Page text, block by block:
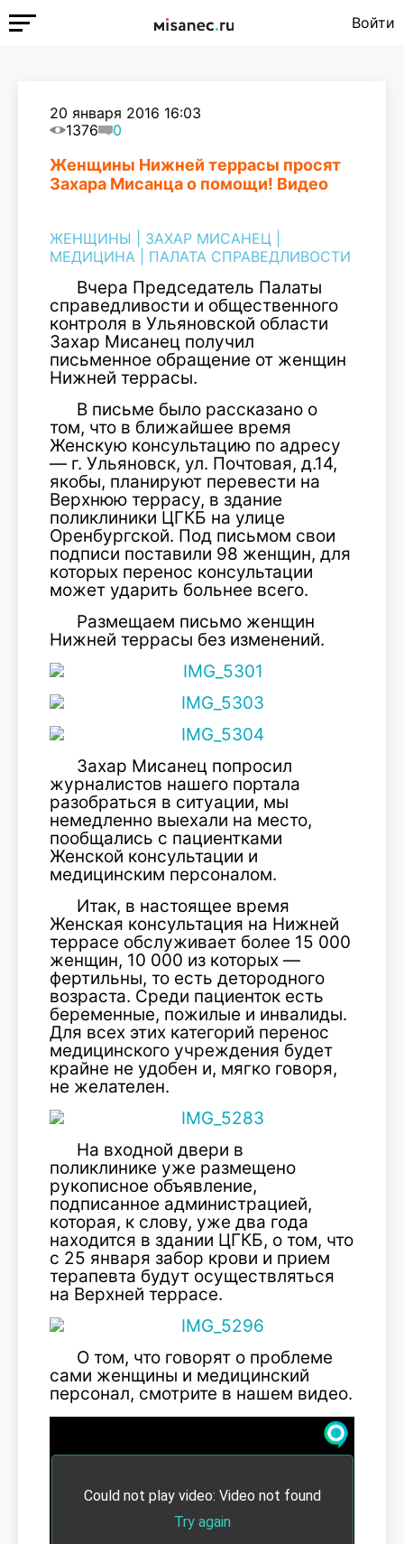
Войти
20 января 2016 16:03
1376
0
Женщины Нижней террасы просят
Захара Мисанца о помощи! Видео
ЖЕНЩИНЫ ЗАХАР МИСАНЕЦ
МЕДИЦИНА
ПАЛАТА СПРАВЕДЛИВОСТИ
Вчера Председатель Палаты
справедливости и общественного
контроля в Ульяновской области
Захар Мисанец получил
письменное обращение от женщин
Нижней террасы.
В письме было рассказано о
том, что в ближайшее время
Женскую консультацию по адресу
— г. Ульяновск, ул. Почтовая, д.14,
якобы, планируют перевести на
Верхнюю террасу, в здание
поликлиники ЦГКБ на улице
Оренбургской. Под письмом свои
подписи поставили 98 женщин, для
которых перенос консультации
может ударить больнее всего.
Размещаем письмо женщин
Нижней террасы без изменений.
Захар Мисанец попросил
журналистов нашего портала
разобраться в ситуации, мы
немедленно выехали на место,
пообщались с пациентками
Женской консультации и
медицинским персоналом.
Итак, в настоящее время
Женская консультация на Нижней
террасе обслуживает более 15 000
женщин, 10 000 из которых —
фертильны, то есть детородного
возраста. Среди пациенток есть
беременные, пожилые и инвалиды.
Для всех этих категорий перенос
медицинского учреждения будет
крайне не удобен и, мягко говоря,
не желателен.
На входной двери в
поликлинике уже размещено
рукописное объявление,
подписанное администрацией,
которая, к слову, уже два года
находится в здании ЦГКБ, о том, что
с 25 января забор крови и прием
терапевта будут осуществляться
на Верхней террасе.
О том, что говорят о проблеме
сами женщины и медицинский
персонал, смотрите в нашем видео.